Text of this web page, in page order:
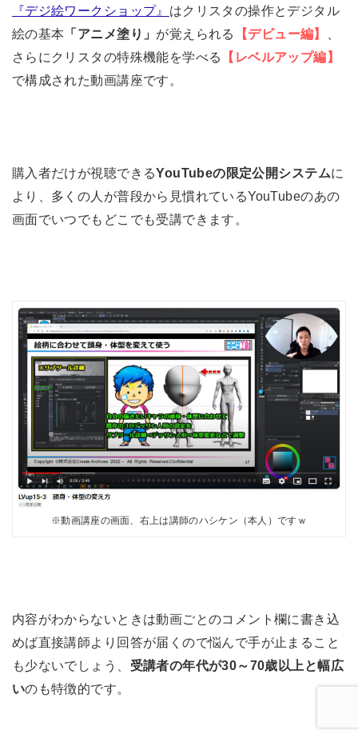
『デジ絵ワークショップ』 はクリスタの操作とデジタル
絵の基本 「アニメ塗り」 が覚えられる 【デビュー編】
さらにクリスタの特殊機能を学べる
【レベルアップ編】
で構成された動画講座です。
購入者だけが視聴できるYouTubeの限定公開システムに
より、多くの人が普段から見慣れているYouTubeのあの
画面でいつでもどこでも受講できます。
※動画講座の画面、右上は講師のハシケン（本人）ですｗ
内容がわからないときは動画ごとのコメント欄に書き込
めば直接講師より回答が届くので悩んで手が止まること
も少ないでしょう、 受講者の年代が30～70歳以上と幅広
いのも特徴的です。